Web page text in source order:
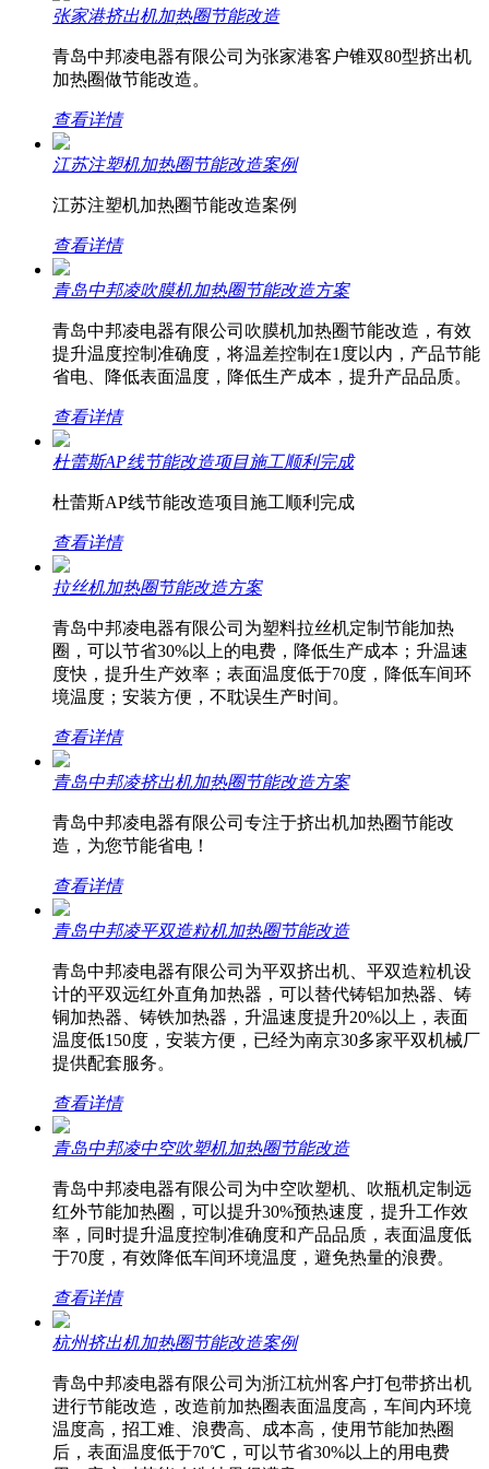
张家港挤出机加热圈节能改造
青岛中邦凌电器有限公司为张家港客户锥双80型挤出机
加热圈做节能改造。
查看详情
江苏注塑机加热圈节能改造案例
江苏注塑机加热圈节能改造案例
查看详情
青岛中邦凌吹膜机加热圈节能改造方案
青岛中邦凌电器有限公司吹膜机加热圈节能改造，有效
提升温度控制准确度，将温差控制在1度以内，产品节能
省电、降低表面温度，降低生产成本，提升产品品质。
查看详情
杜蕾斯AP线节能改造项目施工顺利完成
杜蕾斯AP线节能改造项目施工顺利完成
查看详情
拉丝机加热圈节能改造方案
青岛中邦凌电器有限公司为塑料拉丝机定制节能加热
圈，可以节省30%以上的电费，降低生产成本；升温速
度快，提升生产效率；表面温度低于70度，降低车间环
境温度；安装方便，不耽误生产时间。
查看详情
青岛中邦凌挤出机加热圈节能改造方案
青岛中邦凌电器有限公司专注于挤出机加热圈节能改
造，为您节能省电！
查看详情
青岛中邦凌平双造粒机加热圈节能改造
青岛中邦凌电器有限公司为平双挤出机、平双造粒机设
计的平双远红外直角加热器，可以替代铸铝加热器、铸
铜加热器、铸铁加热器，升温速度提升20%以上，表面
温度低150度，安装方便，已经为南京30多家平双机械厂
提供配套服务。
查看详情
青岛中邦凌中空吹塑机加热圈节能改造
青岛中邦凌电器有限公司为中空吹塑机、吹瓶机定制远
红外节能加热圈，可以提升30%预热速度，提升工作效
率，同时提升温度控制准确度和产品品质，表面温度低
于70度，有效降低车间环境温度，避免热量的浪费。
查看详情
杭州挤出机加热圈节能改造案例
青岛中邦凌电器有限公司为浙江杭州客户打包带挤出机
进行节能改造，改造前加热圈表面温度高，车间内环境
温度高，招工难、浪费高、成本高，使用节能加热圈
后，表面温度低于70℃，可以节省30%以上的用电费